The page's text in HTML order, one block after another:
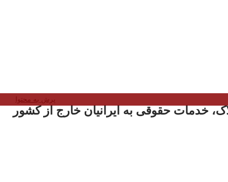
خدمات حقوقی به ایرانیان خارج از کشور
پرش به محتوا